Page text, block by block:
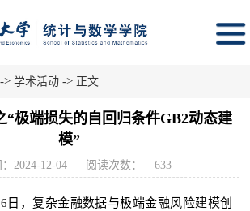
-> 学术活动 -> 正文
“极端损失的自回归条件GB2动态建
模”
2024-12-04 阅读次数： 633
日，复杂金融数据与极端金融风险建模创